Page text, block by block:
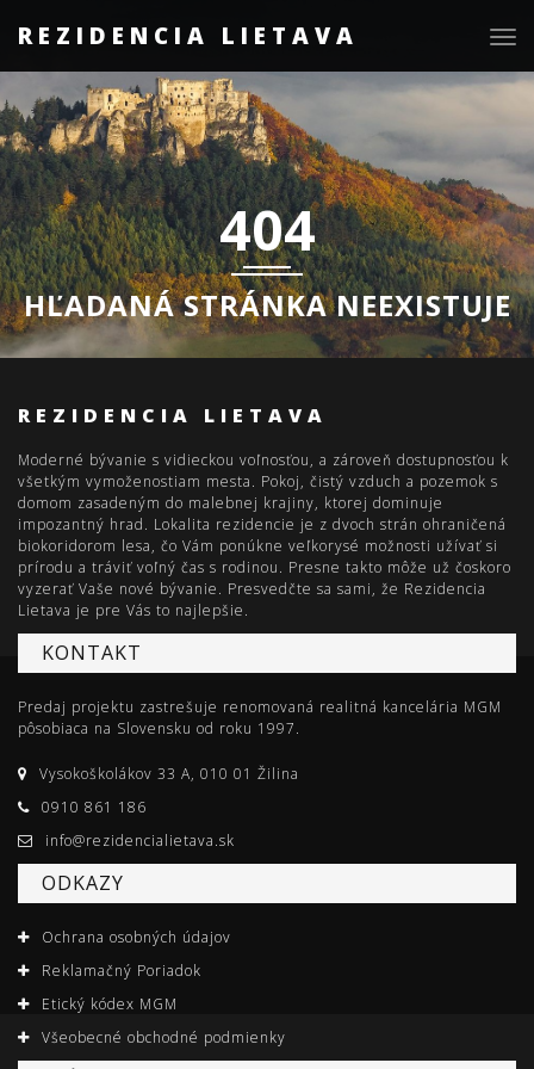
REZIDENCIA LIETAVA
404
HĽADANÁ STRÁNKA NEEXISTUJE
REZIDENCIA LIETAVA
Moderné bývanie s vidieckou voľnosťou, a zároveň dostupnosťou k
všetkým vymoženostiam mesta. Pokoj, čistý vzduch a pozemok s
domom zasadeným do malebnej krajiny, ktorej dominuje
impozantný hrad. Lokalita rezidencie je z dvoch strán ohraničená
biokoridorom lesa, čo Vám ponúkne veľkorysé možnosti užívať si
prírodu a tráviť voľný čas s rodinou. Presne takto môže už čoskoro
vyzerať Vaše nové bývanie. Presvedčte sa sami, že Rezidencia
Lietava je pre Vás to najlepšie.
KONTAKT
Predaj projektu zastrešuje renomovaná realitná kancelária MGM
pôsobiaca na Slovensku od roku 1997.
Vysokoškolákov 33 A, 010 01 Žilina
0910 861 186
info@rezidencialietava.sk
ODKAZY
Ochrana osobných údajov
Reklamačný Poriadok
Etický kódex MGM
Všeobecné obchodné podmienky